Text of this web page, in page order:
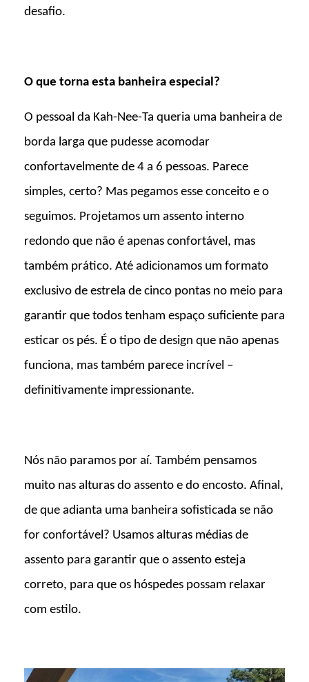
desafio.
O que torna esta banheira especial?
O pessoal da Kah-Nee-Ta queria uma banheira de
borda larga que pudesse acomodar
confortavelmente de 4 a 6 pessoas. Parece
simples, certo? Mas pegamos esse conceito e o
seguimos. Projetamos um assento interno
redondo que não é apenas confortável, mas
também prático. Até adicionamos um formato
exclusivo de estrela de cinco pontas no meio para
garantir que todos tenham espaço suficiente para
esticar os pés. É o tipo de design que não apenas
funciona, mas também parece incrível –
definitivamente impressionante.
Nós não paramos por aí. Também pensamos
muito nas alturas do assento e do encosto. Afinal,
de que adianta uma banheira sofisticada se não
for confortável? Usamos alturas médias de
assento para garantir que o assento esteja
correto, para que os hóspedes possam relaxar
com estilo.